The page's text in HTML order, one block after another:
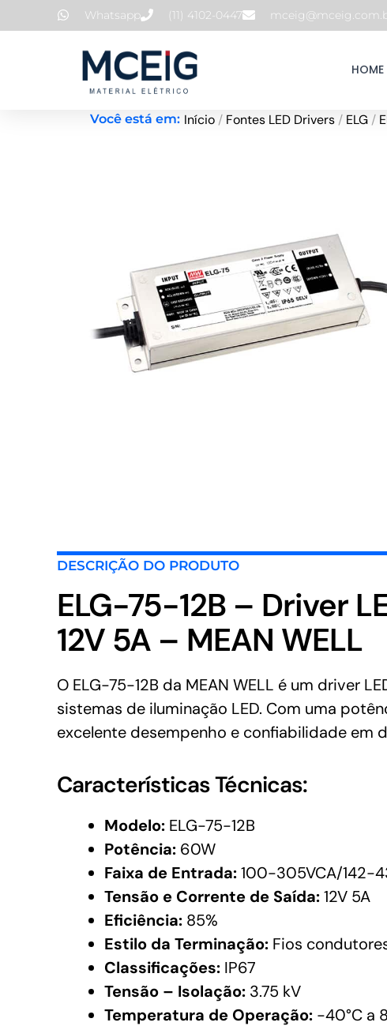
para
Whatsapp (11) 4102-0447
HOME
Você está em: Início / Fontes LED Drivers / ELG /
DESCRIÇÃO DO PRODUTO
ELG-75-12B – Driver
12V 5A – MEAN WELL
O ELG-75-12B da MEAN WELL é um driver
sistemas de iluminação LED. Com uma
excelente desempenho e confiabilidade em
Características Técnicas:
Modelo: ELG-75-12B
Potência: 60W
Faixa de Entrada:100-305VCA/142-
Tensão e Corrente de Saída:12V 5A
Eficiência: 85%
Estilo da Terminação: Fios
Classificações: IP67
Tensão – Isolação: 3.75 kV
Temperatura de Operação: -40°C a